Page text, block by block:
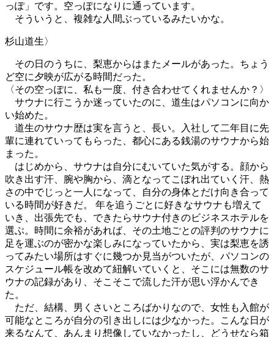
っぽ」です。空っぽになりに通っています。
そういうと、複雑な人間ぶっているみたいかな。
杉山道生〉
その日のうちに、梨恵からはまたメールがあった。ちょう
ど空に夕映が広がる時間だった。
〈その空っぽに、私も一度、付き合わせてくれませんか？〉
サウナに行こうか迷っていたのに、道生はパソコンに向か
い始めた。
道生のサウナ歴は実を言うと、長い。入社して二年目に先
輩に連れていってもらった、都心にある銭湯のサウナから始
まった。
はじめから、サウナは自分にむいていた気がする。顔から
吹き出す汗、腕や胸から、滴となってこぼれ出ていく汗、熱
さの中でじっと一人になって、自分の身体とだけ向き合って
いる時間が好きだ。 年を追うごとに好きなサウナも増えて
いき、出張先でも、できたらサウナ付きのビジネスホテルを
選ぶ。時間に余裕があれば、その土地ごとの評判のサウナに
足を運ぶのが密かな楽しみになっていたから、実は梨恵を誘
ってみたい場所はすぐに幾つか見当がついたが、パソコンの
スケジュール帳を改めて紐解いていくと、そこには無数のサ
ウナの記録があり、そこそこで流した汗が思い浮かんでき
た。
ただ、結構、男くさいところばかりなので、女性も入館が
可能なところが自分の引き出しには少なかった。こんな日が
来るなんて、あんまり想像していなかったし、どうせなら箱